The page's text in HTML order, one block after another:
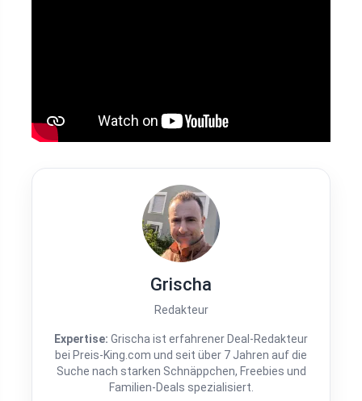
Grischa
Redakteur
Expertise: Grischa ist erfahrener Deal-Redakteur
bei Preis-King.com und seit über 7 Jahren auf die
Suche nach starken Schnäppchen, Freebies und
Familien-Deals spezialisiert.